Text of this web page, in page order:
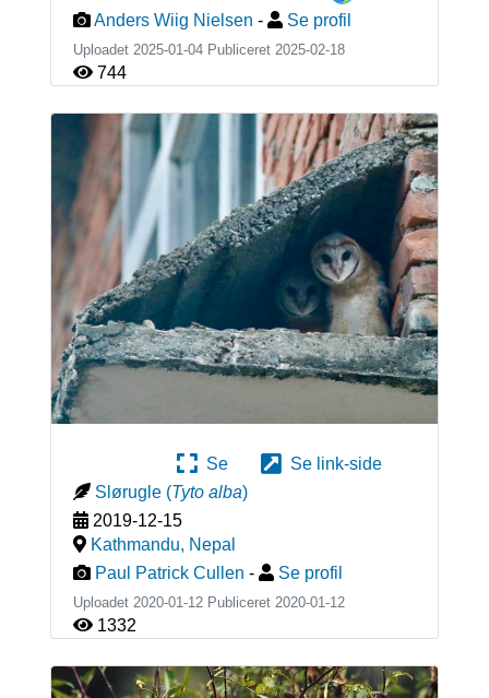
Anders Wiig Nielsen - Se profil
Uploadet 2025-01-04 Publiceret 2025-02-18
744
Se
Se link-side
Slørugle (Tyto alba)
2019-12-15
Kathmandu, Nepal
Paul Patrick Cullen - Se profil
Uploadet 2020-01-12 Publiceret 2020-01-12
1332